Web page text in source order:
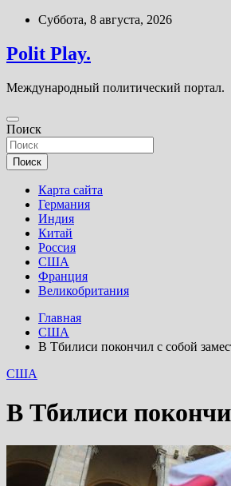
Перейти
содержимому
Суббота, 8 августа, 2026
Polit Play.
Международный политический портал.
Поиск
Поиск
Карта сайта
Германия
Индия
Китай
Россия
США
Франция
Великобритания
Главная
США
В Тбилиси покончил с собой
США
В Тбилиси